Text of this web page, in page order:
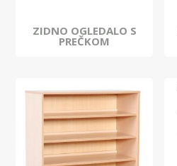
ZIDNO OGLEDALO S
PREČKOM